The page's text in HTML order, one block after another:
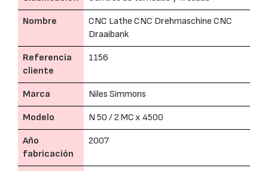
Nombre
CNC Lathe CNC Drehmaschine CNC
Draaibank
Referencia
cliente
1156
Marca Niles Simmons
Modelo N 50 / 2 MC x 4500
Año
fabricación
2007